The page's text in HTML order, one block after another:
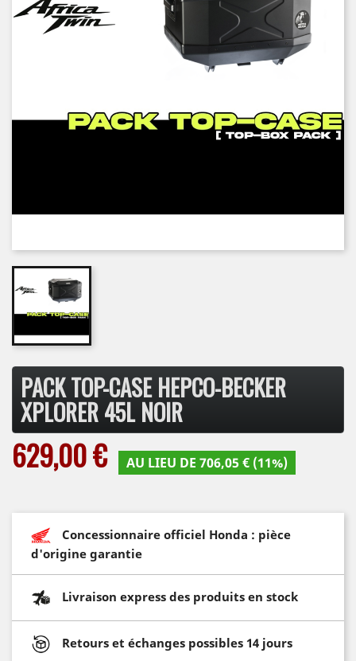
PACK TOP-CASE HEPCO-BECKER
XPLORER 45L NOIR
629,00 € AU LIEU DE 706,05 € (11%)
Concessionnaire officiel Honda : pièce
d'origine garantie
Livraison express des produits en stock
Retours et échanges possibles 14 jours